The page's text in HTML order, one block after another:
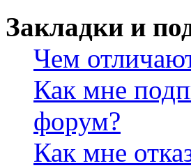
Закладки и
Чем
Как мне
форум?
Как мне